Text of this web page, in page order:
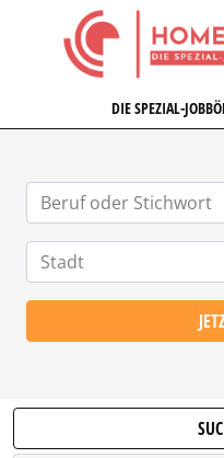
DIE SPEZIAL-